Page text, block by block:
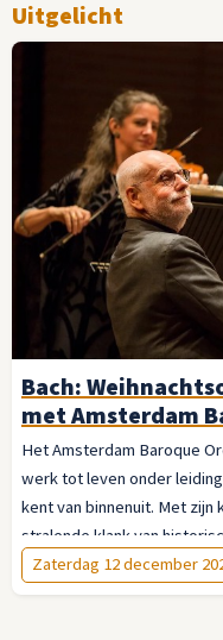
Uitgelicht
Bach:
met Amsterdam
Het Amsterdam Baroque
werk tot leven onder
kent van binnenuit. Met
stralende klank van
de vanzelfsprekendheid
de jubelende
Zaterdag 12 december